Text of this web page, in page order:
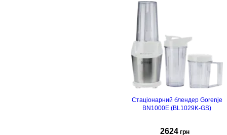
Стаціонарний блендер Gorenje
BN1000E (BL1029K-GS)
2624 грн